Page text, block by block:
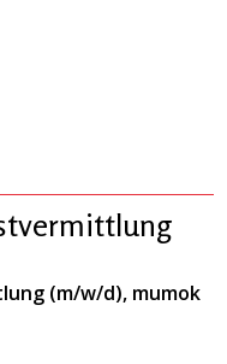
(m/w/d), mumok